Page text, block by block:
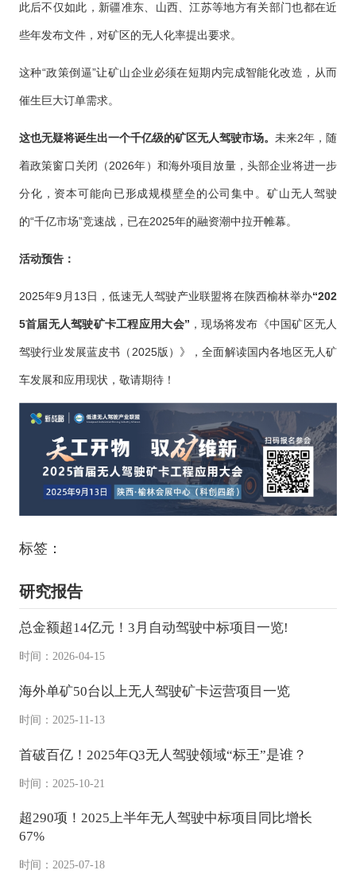
此后不仅如此，新疆准东、山西、江苏等地方有关部门也都在近
些年发布文件，对矿区的无人化率提出要求。
这种“政策倒逼”让矿山企业必须在短期内完成智能化改造，从而
催生巨大订单需求。
这也无疑将诞生出一个千亿级的矿区无人驾驶市场。未来2年，随
着政策窗口关闭（2026年）和海外项目放量，头部企业将进一步
分化，资本可能向已形成规模壁垒的公司集中。矿山无人驾驶
的“千亿市场”竞速战，已在2025年的融资潮中拉开帷幕。
活动预告：
2025年9月13日，低速无人驾驶产业联盟将在陕西榆林举办“202
5首届无人驾驶矿卡工程应用大会” ，现场将发布《中国矿区无人
驾驶行业发展蓝皮书（2025版）》，全面解读国内各地区无人矿
车发展和应用现状，敬请期待！
标签：
研究报告
总金额超14亿元！3月自动驾驶中标项目一览!
时间：2026-04-15
海外单矿50台以上无人驾驶矿卡运营项目一览
时间：2025-11-13
首破百亿！2025年Q3无人驾驶领域“标王”是谁？
时间：2025-10-21
超290项！2025上半年无人驾驶中标项目同比增长
67%
时间：2025-07-18